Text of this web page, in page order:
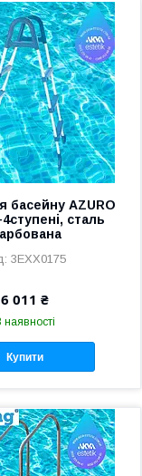
басейну AZURO
сталь
3EXX0175
6 011 ₴
наявності
Купити